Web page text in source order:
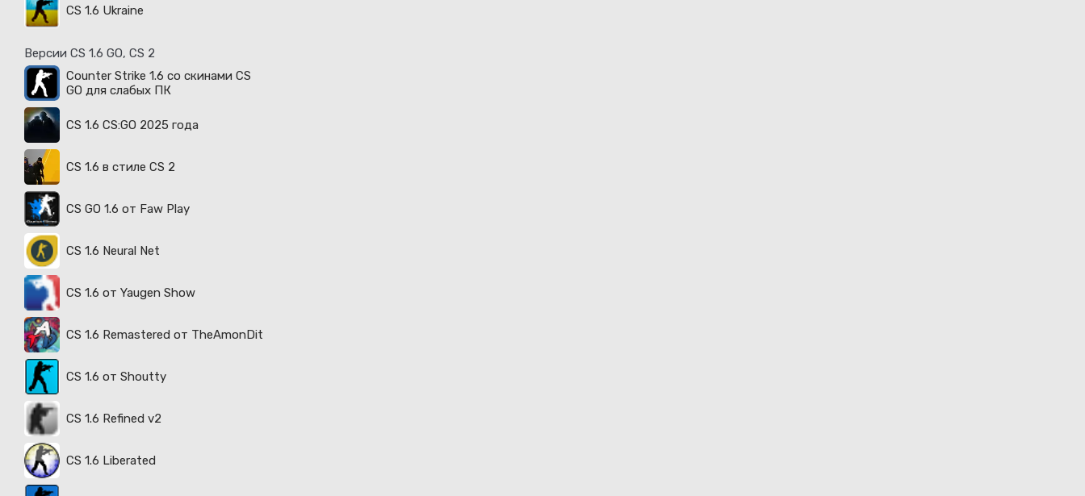
CS 1.6 Ukraine
Версии CS 1.6 GO, CS 2
Counter Strike 1.6 со скинами CS
GO для слабых ПК
CS 1.6 CS:GO 2025 года
CS 1.6 в стиле CS 2
CS GO 1.6 от Faw Play
CS 1.6 Neural Net
CS 1.6 от Yaugen Show
CS 1.6 Remastered от TheAmonDit
CS 1.6 от Shoutty
CS 1.6 Refined v2
CS 1.6 Liberated